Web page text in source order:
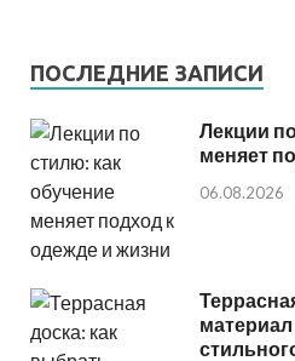
ПОСЛЕДНИЕ ЗАПИСИ
Лекции
меняет
06.08.2026